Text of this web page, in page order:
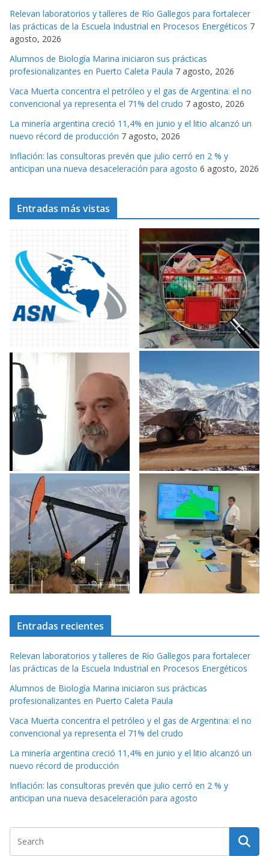
o
r
a
s
Relevan laboratorios y talleres de Río Gallegos para fortalecer
las prácticas de la Escuela Industrial en Procesos Energéticos 7
agosto, 2026
Alumnos de Biología Marina iniciaron sus prácticas
profesionalizantes en Puerto Caleta Paula 7 agosto, 2026
Vaca Muerta concentra el petróleo y el gas de Argentina: el no
convencional ya representa el 71% del crudo 7 agosto, 2026
La minería argentina creció 11,4% en junio y el litio alcanzó un
nuevo récord de producción 7 agosto, 2026
Inflación: las consultoras prevén que julio cerró en 2 % y
anticipan una nueva desaceleración para agosto 6 agosto, 2026
Entradas más vistas
Entradas recientes
Relevan laboratorios y talleres de Río Gallegos para fortalecer
las prácticas de la Escuela Industrial en Procesos Energéticos
Alumnos de Biología Marina iniciaron sus prácticas
profesionalizantes en Puerto Caleta Paula
Vaca Muerta concentra el petróleo y el gas de Argentina: el no
convencional ya representa el 71% del crudo
La minería argentina creció 11,4% en junio y el litio alcanzó un
nuevo récord de producción
Inflación: las consultoras prevén que julio cerró en 2 % y
anticipan una nueva desaceleración para agosto